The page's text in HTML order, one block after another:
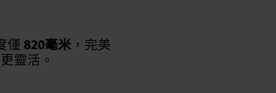
僅 820毫米 ，完美
靈活。